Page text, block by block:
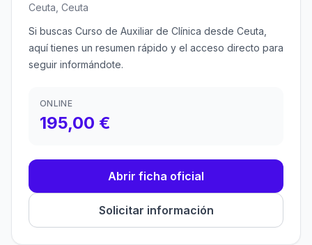
Ceuta, Ceuta
Si buscas Curso de Auxiliar de Clínica desde Ceuta,
aquí tienes un resumen rápido y el acceso directo para
seguir informándote.
ONLINE
195,00 €
Abrir ficha oficial
Solicitar información